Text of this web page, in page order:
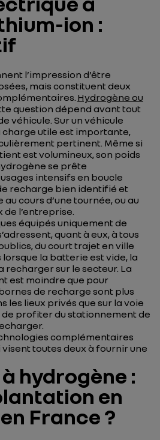
ion :
l’impression d’être
mais constituent deux
Hydrogène ou
question dépend avant tout
véhicule. Sur un véhicule
utile est importante,
pertinent. Même si
est volumineux, son poids
se prête
intensifs en boucle
recharge bien identifié et
cours d’une tournée, ou au
de l’entreprise.
équipés uniquement de
quant à eux, à tous
du court trajet en ville
lorsque la batterie est vide, la
recharger sur le secteur. La
est moindre que pour
de recharge sont plus
les lieux privés que sur la voie
de profiter du stationnement de
complémentaires
visent toutes deux à fournir une
hydrogène :
en
France ?